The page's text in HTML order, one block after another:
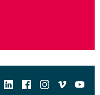
Social